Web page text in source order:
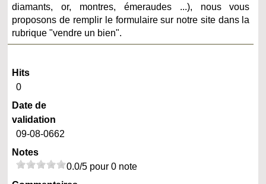
diamants, or, montres, émeraudes ...), nous vous
proposons de remplir le formulaire sur notre site dans la
rubrique "vendre un bien".
Hits
0
Date de
validation
09-08-0662
Notes
0.0/5 pour 0 note